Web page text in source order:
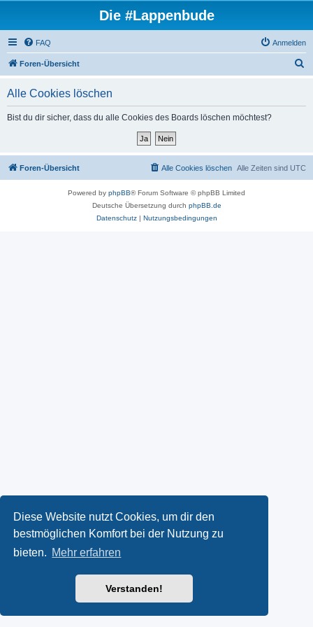
Diese Website nutzt Cookies, um dir den
bestmöglichen Komfort bei der Nutzung zu
bieten. Mehr erfahren
Verstanden!
Die #Lappenbude
FAQ Anmelden
Foren-Übersicht
Alle Cookies löschen
Bist du dir sicher, dass du alle Cookies des Boards löschen möchtest?
Foren-Übersicht Alle Zeiten sind UTC
Alle Cookies löschen
Powered by phpBB® Forum Software © phpBB Limited
Deutsche Übersetzung durch phpBB.de
Datenschutz| Nutzungsbedingungen